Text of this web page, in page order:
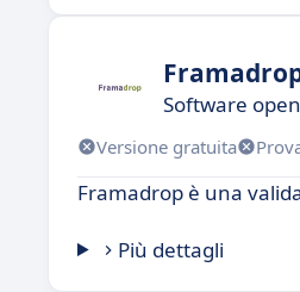
Software
Versione gratuita
Framadrop è una
Più dettagli